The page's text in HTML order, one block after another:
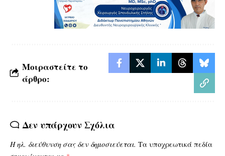
Μοιραστείτε το
άρθρο:
Δεν υπάρχουν Σχόλια
Η ηλ. διεύθυνση σας δεν δημοσιεύεται. Τα υποχρεωτικά πεδία